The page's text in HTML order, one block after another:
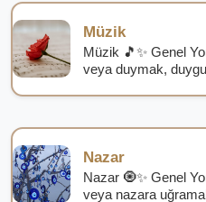
Müzik
Müzik 🎵✨ Genel
veya duymak, duygu
Nazar
Nazar 🧿✨ Genel
veya nazara